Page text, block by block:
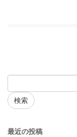
検索
最近の投稿